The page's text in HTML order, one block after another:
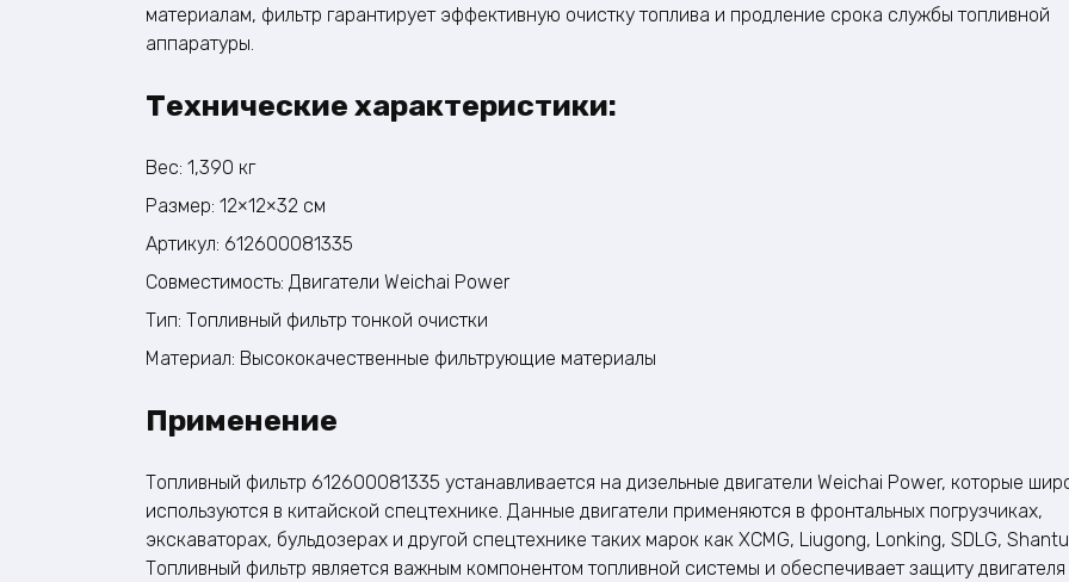
материалам, фильтр гарантирует эффективную очистку топлива и продление срока службы топливной
аппаратуры.
Технические характеристики:
Вес: 1,390 кг
Размер: 12×12×32 см
Артикул: 612600081335
Совместимость: Двигатели Weichai Power
Тип: Топливный фильтр тонкой очистки
Материал: Высококачественные фильтрующие материалы
Применение
Топливный фильтр 612600081335 устанавливается на дизельные двигатели Weichai Power, которые
используются в китайской спецтехнике. Данные двигатели применяются в фронтальных погрузчиках,
экскаваторах, бульдозерах и другой спецтехнике таких марок как XCMG, Liugong, Lonking, SDLG,
Топливный фильтр является важным компонентом топливной системы и обеспечивает защиту двигателя